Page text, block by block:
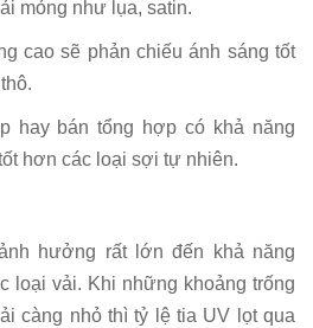
mỏng như lụa, satin.
cao sẽ phản chiếu ánh sáng tốt
hay bán tổng hợp có khả năng
hơn các loại sợi tự nhiên.
hưởng rất lớn đến khả năng
loại vải. Khi những khoảng trống
càng nhỏ thì tỷ lệ tia UV lọt qua